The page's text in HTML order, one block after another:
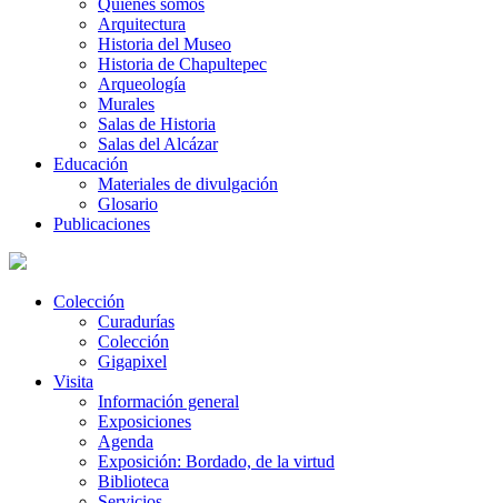
Quiénes somos
Arquitectura
Historia del Museo
Historia de Chapultepec
Arqueología
Murales
Salas de Historia
Salas del Alcázar
Educación
Materiales de divulgación
Glosario
Publicaciones
Colección
Curadurías
Colección
Gigapixel
Visita
Información general
Exposiciones
Agenda
Exposición: Bordado, de la virtud
Biblioteca